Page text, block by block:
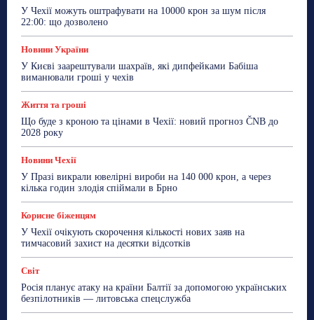
У Чехії можуть оштрафувати на 10000 крон за шум після
22:00: що дозволено
Новини України
У Києві заарештували шахраїв, які дипфейками Бабіша
виманювали гроші у чехів
Життя та гроші
Що буде з кроною та цінами в Чехії: новий прогноз ČNB до
2028 року
Новини Чехії
У Празі викрали ювелірні вироби на 140 000 крон, а через
кілька годин злодія спіймали в Брно
Корисне біженцям
У Чехії очікують скорочення кількості нових заяв на
тимчасовий захист на десятки відсотків
Світ
Росія планує атаку на країни Балтії за допомогою українських
безпілотників — литовська спецслужба